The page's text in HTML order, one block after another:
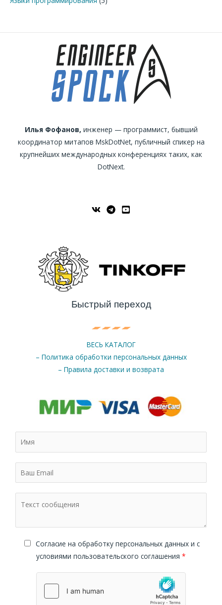
Илья Фофанов, инженер — программист, бывший
координатор митапов MskDotNet, публичный спикер на
крупнейших международных конференциях таких, как
DotNext.
Быстрый переход
ВЕСЬ КАТАЛОГ
– Политика обработки персональных данных
– Правила доставки и возврата
Cогласие на обработку персональных данных и с
условиями пользовательского соглашения *